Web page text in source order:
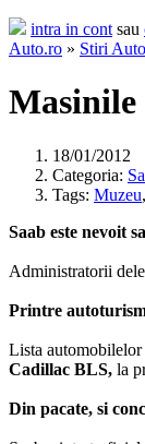
intra in cont sau
Auto.ro » Stiri Auto
Masinile
18/01/2012
Categoria:
Tags: Muzeu,
Saab este nevoit
Administratorii
Printre
Lista
Cadillac BLS, la
Din pacate, si